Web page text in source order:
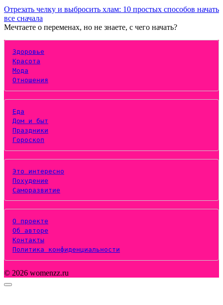
Отрезать челку и выбросить хлам: 10 простых способов начать
все сначала
Мечтаете о переменах, но не знаете, с чего начать?
Здоровье
Красота
Мода
Отношения
Еда
Дом и быт
Праздники
Гороскоп
Это интересно
Похудение
Саморазвитие
О проекте
Об авторе
Контакты
Политика конфиденциальности
© 2026 womenzz.ru